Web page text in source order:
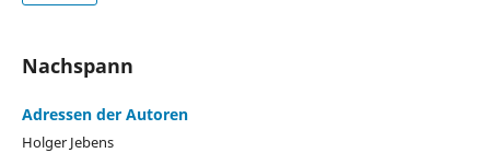
Nachspann
Adressen der Autoren
Holger Jebens